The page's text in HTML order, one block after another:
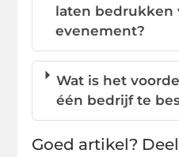
laten bedrukken
evenement?
Wat is het
één bedrijf te
Goed artikel?